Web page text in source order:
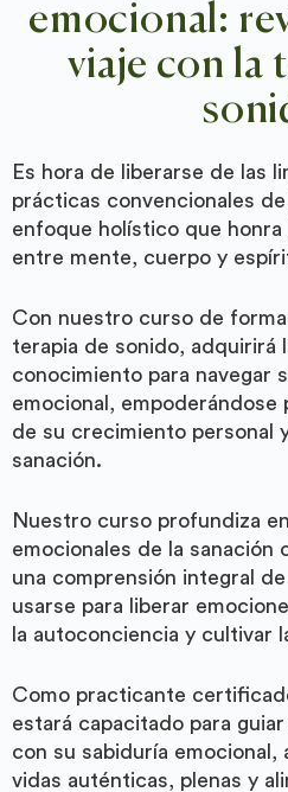
emocional:
viaje con la
Es hora de liberarse de las
prácticas convencionales
enfoque holístico que
entre mente, cuerpo y
Con nuestro curso de
terapia de sonido, adquirirá
conocimiento para navegar
emocional, empoderándose
de su crecimiento personal
sanación.
Nuestro curso profundiza
emocionales de la sanación
una comprensión integral
usarse para liberar
la autoconciencia y cultivar
Como practicante
estará capacitado para
con su sabiduría emocional,
vidas auténticas, plenas y